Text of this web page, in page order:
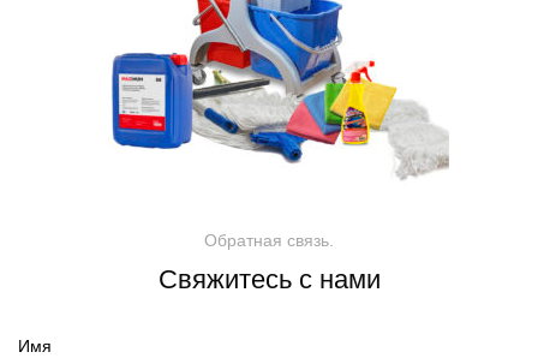
Обратная связь.
Свяжитесь с нами
Имя